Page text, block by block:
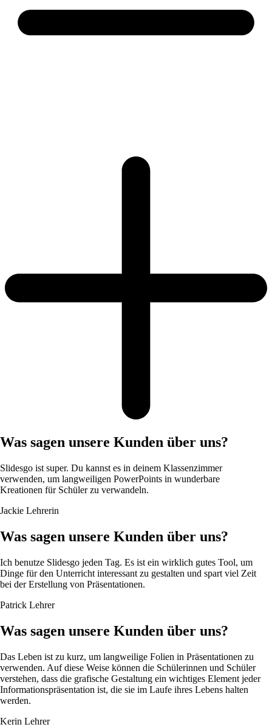
Was sagen unsere Kunden über uns?
Slidesgo ist super. Du kannst es in deinem Klassenzimmer
verwenden, um langweiligen PowerPoints in wunderbare
Kreationen für Schüler zu verwandeln.
Jackie Lehrerin
Was sagen unsere Kunden über uns?
Ich benutze Slidesgo jeden Tag. Es ist ein wirklich gutes Tool, um
Dinge für den Unterricht interessant zu gestalten und spart viel Zeit
bei der Erstellung von Präsentationen.
Patrick Lehrer
Was sagen unsere Kunden über uns?
Das Leben ist zu kurz, um langweilige Folien in Präsentationen zu
verwenden. Auf diese Weise können die Schülerinnen und Schüler
verstehen, dass die grafische Gestaltung ein wichtiges Element jeder
Informationspräsentation ist, die sie im Laufe ihres Lebens halten
werden.
Kerin Lehrer